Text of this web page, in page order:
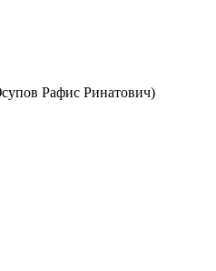
Рафис Ринатович)